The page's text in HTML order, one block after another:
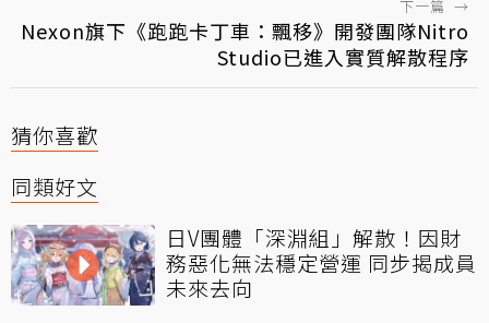
下一篇 →
Nexon旗下《跑跑卡丁車：飄移》開發團隊Nitro
Studio已進入實質解散程序
猜你喜歡
同類好文
日V團體「深淵組」解散！因財
務惡化無法穩定營運 同步揭成員
未來去向